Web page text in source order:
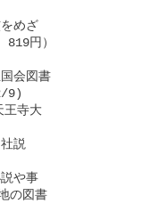
めざ
円）
会図書
9)
王寺大
説
や事
の図書